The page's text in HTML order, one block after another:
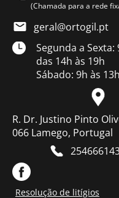
(Chamada para a rede
geral@ortogil.pt
Segunda a Sexta:
das 14h às 19h
Sábado: 9h às 13h
R. Dr. Justino Pinto
066 Lamego, Portugal
Resolução de litígios